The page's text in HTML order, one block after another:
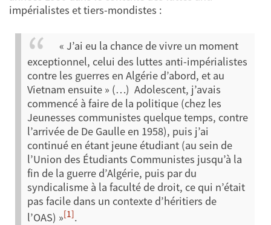
impérialistes et tiers-mondistes :
« J’ai eu la chance de vivre un moment
exceptionnel, celui des luttes anti-impérialistes
contre les guerres en Algérie d’abord, et au
Vietnam ensuite » (…) Adolescent, j’avais
commencé à faire de la politique (chez les
Jeunesses communistes quelque temps, contre
l’arrivée de De Gaulle en 1958), puis j’ai
continué en étant jeune étudiant (au sein de
l’Union des Étudiants Communistes jusqu’à la
fin de la guerre d’Algérie, puis par du
syndicalisme à la faculté de droit, ce qui n’était
pas facile dans un contexte d’héritiers de
l’OAS) »[1].